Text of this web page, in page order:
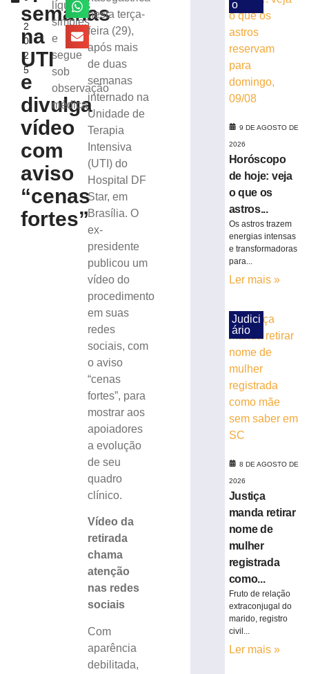
,
2
0
2
5
semanas
na
UTI
e
divulga
vídeo
com
aviso
“cenas
fortes”
líquidos
simples
e
segue
sob
observação
médica
nesta terça-
feira (29),
após mais
de duas
semanas
internado na
Unidade de
Terapia
Intensiva
(UTI) do
Hospital DF
Star, em
Brasília. O
ex-
presidente
publicou um
vídeo do
procedimento
em suas
redes
sociais, com
o aviso
“cenas
fortes”, para
mostrar aos
apoiadores
a evolução
de seu
quadro
clínico.
Vídeo da
retirada
chama
atenção
nas redes
sociais
Com
aparência
debilitada,
casos
sarampo;
não
vacinaram
mais
anos
entrega
seis
Títulos
Cidadão
Honorário
agosto
mais
CERVEJA:
Médico
fala
sobre
consumo
moderado
o
9 DE AGOSTO DE
2026
Horóscopo
de hoje: veja
o que os
astros...
Os astros trazem
energias intensas
e transformadoras
para...
Ler mais »
Judici
ário
8 DE AGOSTO DE
2026
Justiça
manda retirar
nome de
mulher
registrada
como...
Fruto de relação
extraconjugal do
marido, registro
civil...
Ler mais »